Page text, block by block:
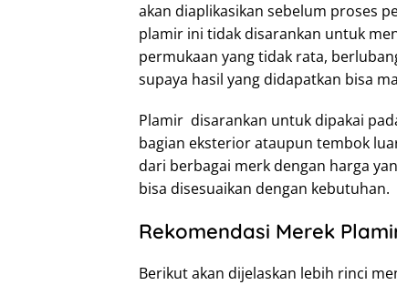
akan diaplikasikan sebelum proses
plamir ini tidak disarankan untuk
permukaan yang tidak rata,
supaya hasil yang didapatkan bisa
Plamir disarankan untuk dipakai
bagian eksterior ataupun tembok
dari berbagai merk dengan harga
bisa disesuaikan dengan kebutuhan.
Rekomendasi Merek
Berikut akan dijelaskan lebih rinci